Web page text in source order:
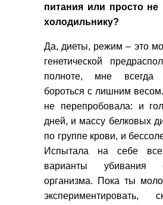
питания или просто не
холодильнику?
Да, диеты, режим – это
генетической
полноте, мне всегда
бороться с лишним
не перепробовала: и
дней, и массу белковых
по группе крови, и
Испытала на себе
варианты убивания
организма. Пока ты
экспериментировать,